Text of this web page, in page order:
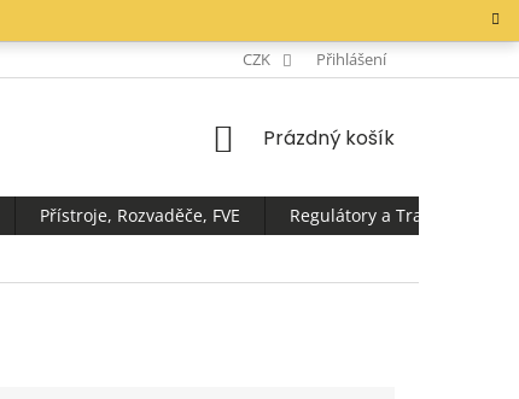
CZK Přihlášení
NÁKUPNÍ
Prázdný košík
Přístroje, Rozvaděče, FVE
Regulátory a